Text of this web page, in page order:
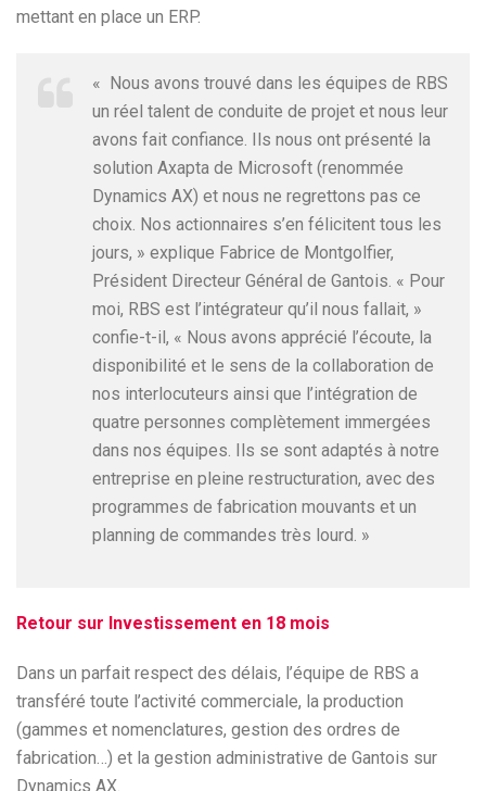
mettant en place un ERP.
« Nous avons trouvé dans les équipes de RBS
un réel talent de conduite de projet et nous leur
avons fait confiance. Ils nous ont présenté la
solution Axapta de Microsoft (renommée
Dynamics AX) et nous ne regrettons pas ce
choix. Nos actionnaires s’en félicitent tous les
jours, » explique Fabrice de Montgolfier,
Président Directeur Général de Gantois. « Pour
moi, RBS est l’intégrateur qu’il nous fallait, »
confie-t-il, « Nous avons apprécié l’écoute, la
disponibilité et le sens de la collaboration de
nos interlocuteurs ainsi que l’intégration de
quatre personnes complètement immergées
dans nos équipes. Ils se sont adaptés à notre
entreprise en pleine restructuration, avec des
programmes de fabrication mouvants et un
planning de commandes très lourd. »
Retour sur Investissement en 18 mois
Dans un parfait respect des délais, l’équipe de RBS a
transféré toute l’activité commerciale, la production
(gammes et nomenclatures, gestion des ordres de
fabrication…) et la gestion administrative de Gantois sur
Dynamics AX.